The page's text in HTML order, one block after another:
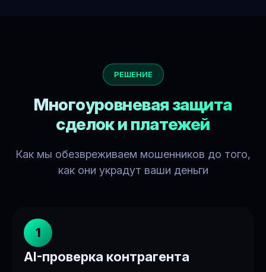
РЕШЕНИЕ
Многоуровневая защита
сделок и платежей
Как мы обезвреживаем мошенников до того,
как они украдут ваши деньги
1
AI-проверка контрагента